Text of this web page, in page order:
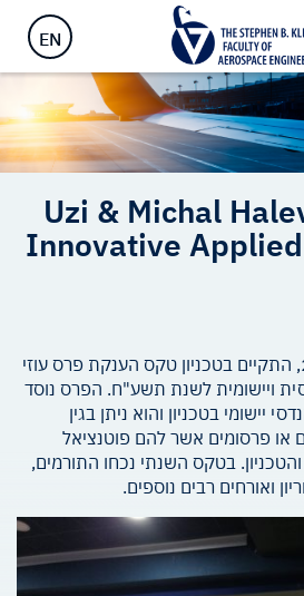
EN
Uzi & Michal
Innovative
יום שני, ה-12 ביוני 2018, התקיים בטכניון טקס הענקת פרס עוזי
ויישומית לשנת תשע"ח. הפרס נוסד
יישומי בטכניון והוא ניתן בגין
או פרסומים אשר להם פוטנציאל
בטקס השנתי נכחו התורמים,
ואורחים רבים נוספים.